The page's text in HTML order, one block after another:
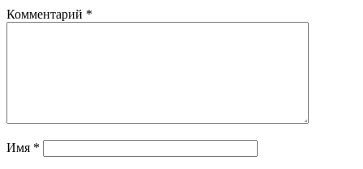
Комментарий *
Имя *